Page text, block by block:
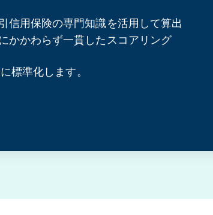
信用保険の専門知識を活用して算出
かかわらず一貫したスコアリング
標準化します。